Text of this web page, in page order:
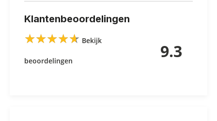
Klantenbeoordelingen
★★★★★
★★★★★ Bekijk
beoordelingen 9.3